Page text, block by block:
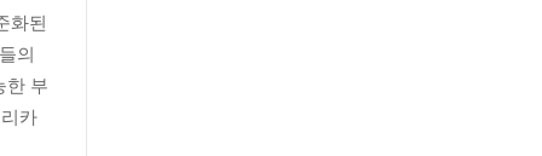
화된
의
한 부
카